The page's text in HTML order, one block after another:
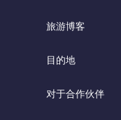
旅游博客
目的地
对于合作伙伴